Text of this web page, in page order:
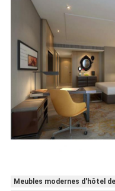
Meubles modernes d'hôtel